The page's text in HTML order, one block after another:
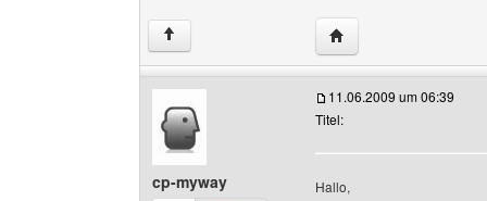
↑ Website dieses
cp-myway
11.06.2009 um 06:39
Titel:
Hallo,